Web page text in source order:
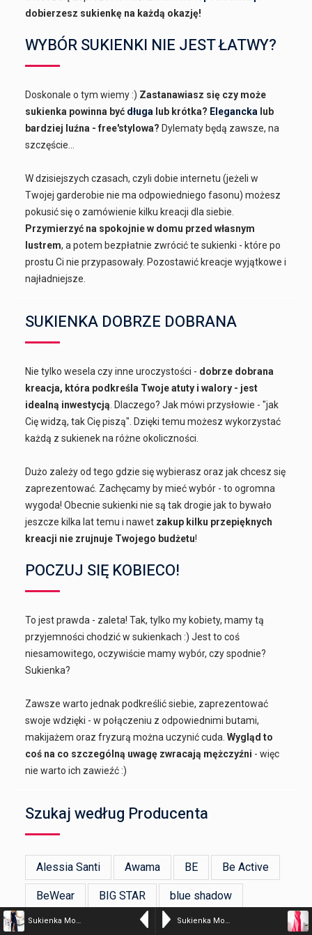
Sukienka Model Chiara 299-7 Navy – Numoco Sukienka Model Jennifer Coral – Jersa
dobierzesz sukienkę na każdą okazję!
WYBÓR SUKIENKI NIE JEST ŁATWY?
Doskonale o tym wiemy :) Zastanawiasz się czy może
sukienka powinna być długa lub krótka? Elegancka lub
bardziej luźna - free'stylowa? Dylematy będą zawsze, na
szczęście...
W dzisiejszych czasach, czyli dobie internetu (jeżeli w
Twojej garderobie nie ma odpowiedniego fasonu) możesz
pokusić się o zamówienie kilku kreacji dla siebie.
Przymierzyć na spokojnie w domu przed własnym
lustrem, a potem bezpłatnie zwrócić te sukienki - które po
prostu Ci nie przypasowały. Pozostawić kreacje wyjątkowe i
najładniejsze.
SUKIENKA DOBRZE DOBRANA
Nie tylko wesela czy inne uroczystości - dobrze dobrana
kreacja, która podkreśla Twoje atuty i walory - jest
idealną inwestycją . Dlaczego? Jak mówi przysłowie - "jak
Cię widzą, tak Cię piszą". Dzięki temu możesz wykorzystać
każdą z sukienek na różne okoliczności.
Dużo zależy od tego gdzie się wybierasz oraz jak chcesz się
zaprezentować. Zachęcamy by mieć wybór - to ogromna
wygoda! Obecnie sukienki nie są tak drogie jak to bywało
jeszcze kilka lat temu i nawet zakup kilku przepięknych
kreacji nie zrujnuje Twojego budżetu!
POCZUJ SIĘ KOBIECO!
To jest prawda - zaleta! Tak, tylko my kobiety, mamy tą
przyjemności chodzić w sukienkach :) Jest to coś
niesamowitego, oczywiście mamy wybór, czy spodnie?
Sukienka?
Zawsze warto jednak podkreślić siebie, zaprezentować
swoje wdzięki - w połączeniu z odpowiednimi butami,
makijażem oraz fryzurą można uczynić cuda.Wygląd to
coś na co szczególną uwagę zwracają mężczyźni - więc
nie warto ich zawieźć :)
Szukaj według Producenta
Alessia Santi Awama BE Be Active
BeWear BIG STAR blue shadow
bonprix BRONX AND BANCO